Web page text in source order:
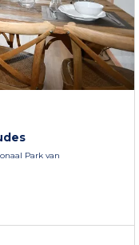
Park van